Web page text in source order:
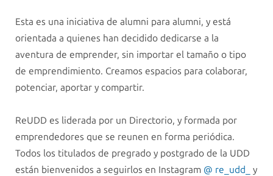
Esta es una iniciativa de alumni para alumni, y está
orientada a quienes han decidido dedicarse a la
aventura de emprender, sin importar el tamaño o tipo
de emprendimiento. Creamos espacios para colaborar,
potenciar, aportar y compartir.
ReUDD es liderada por un Directorio, y formada por
emprendedores que se reunen en forma periódica.
Todos los titulados de pregrado y postgrado de la UDD
están bienvenidos a seguirlos en Instagram @ re_udd_
y